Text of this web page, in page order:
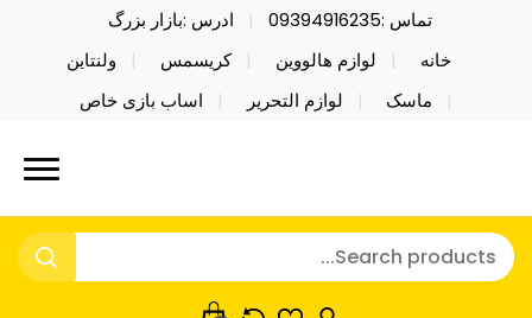
تماس :09394916235
ادرس :بازار بزرگ
خانه
لوازم هالووین کریسمس
ولنتاین
ماسک
لوازم التحریر اساب بازی خاص
نایکر توی فروش عمده لوازم هالووین
ولن تاین کادویی کریسمس اکسسوری
خرید محصولات خاص فیجت اسباب بازی تراول ماگ نایکر
توی فروش عمده لوازم هالووین ولن تاین کادویی
کریسمس اکسسوری ماسک در واردات مستقیم